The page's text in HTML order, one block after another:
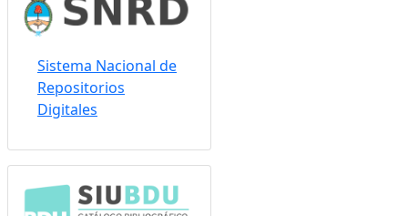
Sistema Nacional de
Repositorios
Digitales